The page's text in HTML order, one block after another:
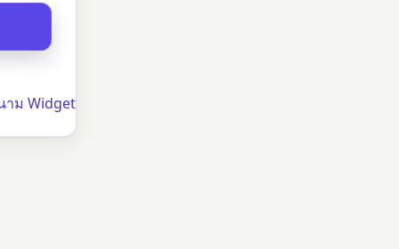
าม Widget